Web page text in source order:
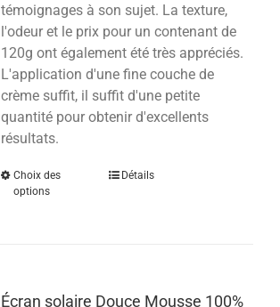
témoignages à son sujet. La texture,
l'odeur et le prix pour un contenant de
120g ont également été très appréciés.
L'application d'une fine couche de
crème suffit, il suffit d'une petite
quantité pour obtenir d'excellents
résultats.
Choix des
options
Détails
Écran solaire Douce Mousse 100%